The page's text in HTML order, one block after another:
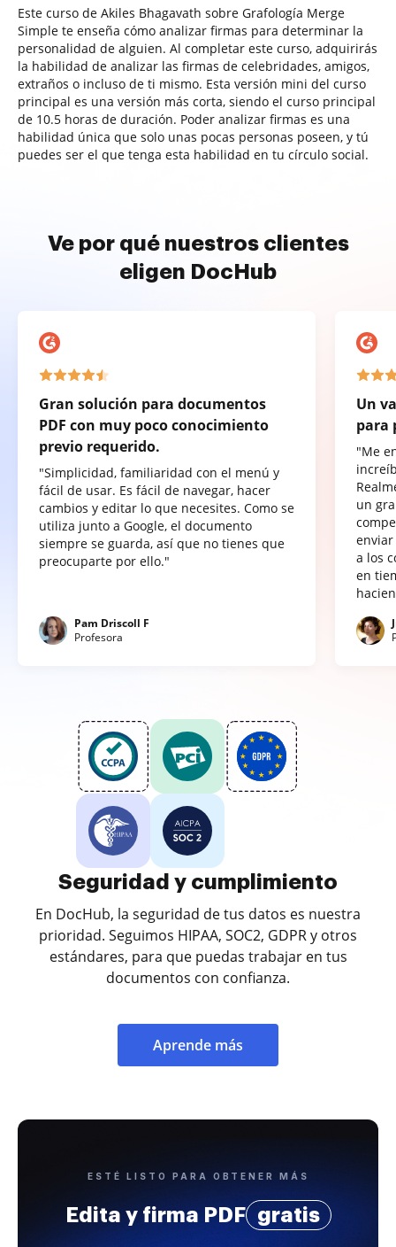
Este curso de Akiles Bhagavath sobre Grafología Merge
Simple te enseña cómo analizar firmas para determinar la
personalidad de alguien. Al completar este curso, adquirirás
la habilidad de analizar las firmas de celebridades, amigos,
extraños o incluso de ti mismo. Esta versión mini del curso
principal es una versión más corta, siendo el curso principal
de 10.5 horas de duración. Poder analizar firmas es una
habilidad única que solo unas pocas personas poseen, y tú
puedes ser el que tenga esta habilidad en tu círculo social.
Ve por qué nuestros clientes
eligen DocHub
Gran solución para documentos
PDF con muy poco conocimiento
previo requerido.
"Simplicidad, familiaridad con el menú y
fácil de usar. Es fácil de navegar, hacer
cambios y editar lo que necesites. Como se
utiliza junto a Google, el documento
siempre se guarda, así que no tienes que
preocuparte por ello."
Pam Driscoll F
Profesora
Un
para
"Me
un
a los
en
Seguridad y cumplimiento
En DocHub, la seguridad de tus datos es nuestra
prioridad. Seguimos HIPAA, SOC2, GDPR y otros
estándares, para que puedas trabajar en tus
documentos con confianza.
Aprende más
ESTÉ LISTO PARA OBTENER MÁS
Edita y firma PDF gratis